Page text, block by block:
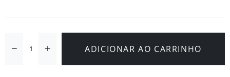
ADICIONAR AO CARRINHO